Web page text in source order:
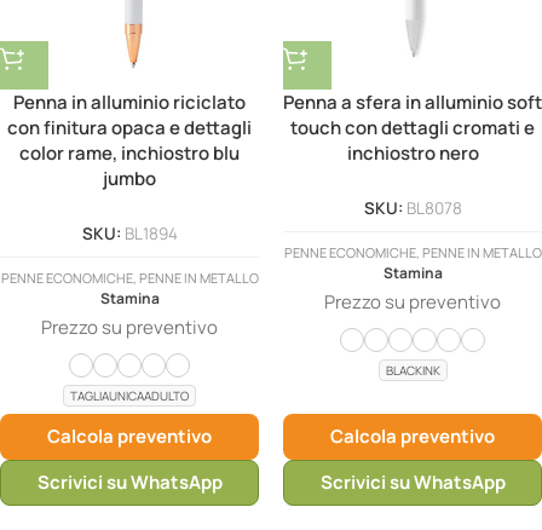
Penna in alluminio riciclato
con finitura opaca e dettagli
color rame, inchiostro blu
jumbo
SKU: BL1894
PENNE ECONOMICHE, PENNE IN METALLO
Stamina
Prezzo su preventivo
TAGLIAUNICAADULTO
Calcola preventivo
Scrivici su WhatsApp
Penna a sfera in alluminio soft
touch con dettagli cromati e
inchiostro nero
SKU: BL8078
PENNE ECONOMICHE, PENNE IN METALLO
Stamina
Prezzo su preventivo
BLACKINK
Calcola preventivo
Scrivici su WhatsApp